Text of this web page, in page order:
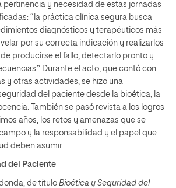
pertinencia y necesidad de estas jornadas
“la práctica clínica segura busca
diagnósticos y terapéuticos más
por su correcta indicación y realizarlos
de producirse el fallo, detectarlo pronto y
Durante el acto, que contó con
y otras actividades, se hizo una
del paciente desde la bioética, la
También se pasó revista a los logros
años, los retos y amenazas que se
y la responsabilidad y el papel que
deben asumir.
del Paciente
de título Bioética y Seguridad del